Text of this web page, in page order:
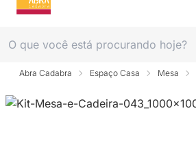
Abra Cadabra Espaço Casa Mesa